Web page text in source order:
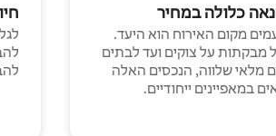
כלולה במחיר
מקום האירוח הוא היעד.
מבקתות על צוקים ועד לבתים
מלאי שלווה, הנכסים האלה
במאפיינים ייחודיים.